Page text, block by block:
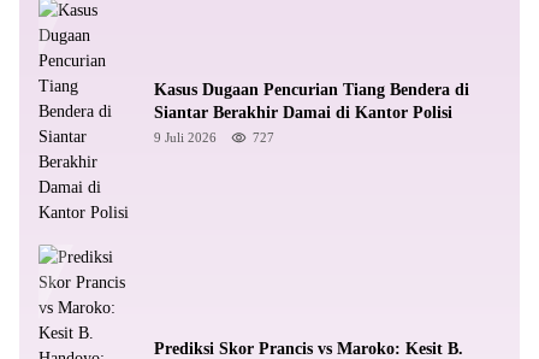
Kasus Dugaan Pencurian Tiang Bendera di
Siantar Berakhir Damai di Kantor Polisi
9 Juli 2026 727
Prediksi Skor Prancis vs Maroko: Kesit B.